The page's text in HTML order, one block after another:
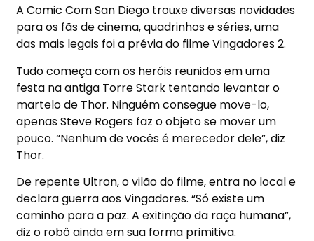
A Comic Com San Diego trouxe diversas novidades
para os fãs de cinema, quadrinhos e séries, uma
das mais legais foi a prévia do filme Vingadores 2.
Tudo começa com os heróis reunidos em uma
festa na antiga Torre Stark tentando levantar o
martelo de Thor. Ninguém consegue move-lo,
apenas Steve Rogers faz o objeto se mover um
pouco. “Nenhum de vocês é merecedor dele”, diz
Thor.
De repente Ultron, o vilão do filme, entra no local e
declara guerra aos Vingadores. “Só existe um
caminho para a paz. A exitinção da raça humana”,
diz o robô ainda em sua forma primitiva.